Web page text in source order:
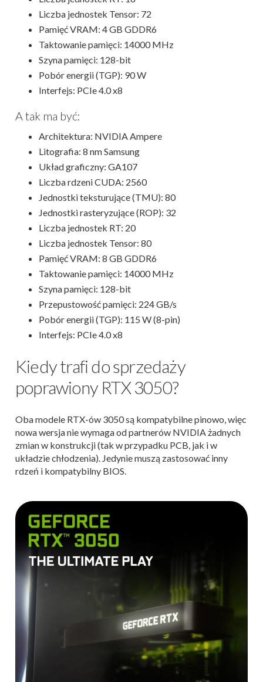
Liczba jednostek Tensor: 72
Pamięć VRAM: 4 GB GDDR6
Taktowanie pamięci: 14000 MHz
Szyna pamięci: 128-bit
Pobór energii (TGP): 90 W
Interfejs: PCIe 4.0 x8
A tak ma być:
Architektura: NVIDIA Ampere
Litografia: 8 nm Samsung
Układ graficzny: GA107
Liczba rdzeni CUDA: 2560
Jednostki teksturujące (TMU): 80
Jednostki rasteryzujące (ROP): 32
Liczba jednostek RT: 20
Liczba jednostek Tensor: 80
Pamięć VRAM: 8 GB GDDR6
Taktowanie pamięci: 14000 MHz
Szyna pamięci: 128-bit
Przepustowość pamięci: 224 GB/s
Pobór energii (TGP): 115 W (8-pin)
Interfejs: PCIe 4.0 x8
Kiedy trafi do sprzedaży
poprawiony RTX 3050?
Oba modele RTX-ów 3050 są kompatybilne pinowo, więc
nowa wersja nie wymaga od partnerów NVIDIA żadnych
zmian w konstrukcji (tak w przypadku PCB, jak i w
układzie chłodzenia). Jedynie muszą zastosować inny
rdzeń i kompatybilny BIOS.